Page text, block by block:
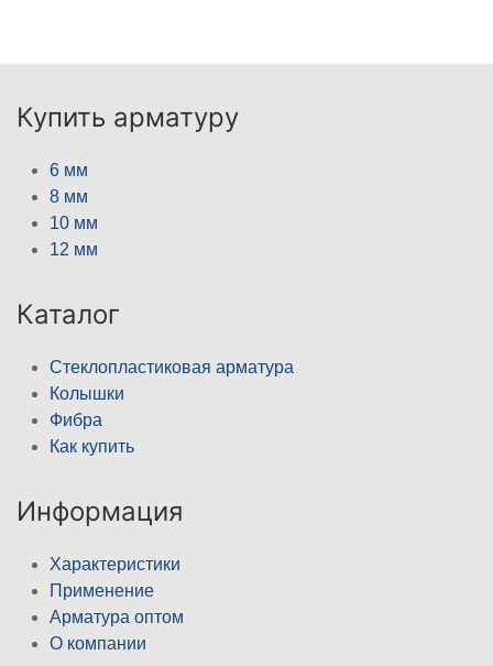
Купить арматуру
6 мм
8 мм
10 мм
12 мм
Каталог
Стеклопластиковая арматура
Колышки
Фибра
Как купить
Информация
Характеристики
Применение
Арматура оптом
О компании